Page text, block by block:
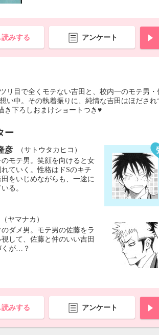
みする アンケート
リ目で全くモテない吉田と、校内一のモテ男・
い中。その執着振りに、純情な吉田はほだ
下ろしおまけショートつき♥
ー
彦
（サトウタカヒコ）
モテ男。笑顔を向けると女
ていく。性格はドSのキチ
田をいじめながらも、一途に
る。
（ヤマナカ）
のダメ男。モテ男の佐藤をラ
視して、佐藤と仲のいい吉田
くが…？
みする アンケート